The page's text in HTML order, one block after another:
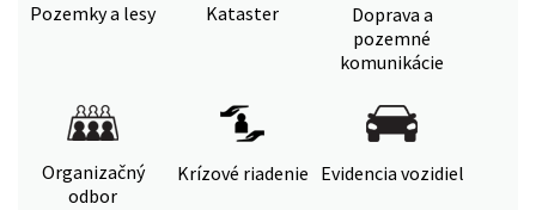
Pozemky a lesy Kataster
Doprava a
pozemné
komunikácie
Organizačný
odbor
Krízové riadenie Evidencia vozidiel